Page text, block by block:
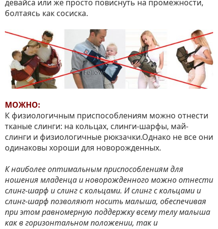
девайса или же просто повиснуть на промежности,
болтаясь как сосиска.
МОЖНО:
К физиологичным приспособлениям можно отнести
тканые слинги: на кольцах, слинги-шарфы, май-
слинги и физиологичные рюкзачки.Однако не все они
одинаковы хороши для новорожденных.
К наиболее оптимальным приспособлениям для
ношения младенца и новорожденного можно отнести
слинг-шарф и слинг с кольцами. И слинг с кольцами и
слинг-шарф позволяют носить малыша, обеспечивая
при этом равномерную поддержку всему телу малыша
как в горизонтальном положении, так и